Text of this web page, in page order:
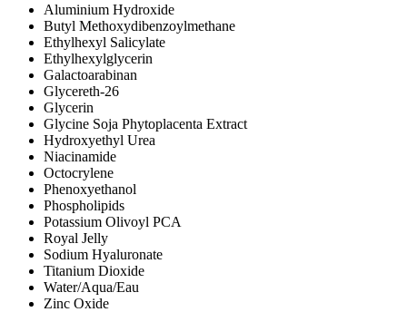
Aluminium Hydroxide
Butyl Methoxydibenzoylmethane
Ethylhexyl Salicylate
Ethylhexylglycerin
Galactoarabinan
Glycereth-26
Glycerin
Glycine Soja Phytoplacenta Extract
Hydroxyethyl Urea
Niacinamide
Octocrylene
Phenoxyethanol
Phospholipids
Potassium Olivoyl PCA
Royal Jelly
Sodium Hyaluronate
Titanium Dioxide
Water/Aqua/Eau
Zinc Oxide